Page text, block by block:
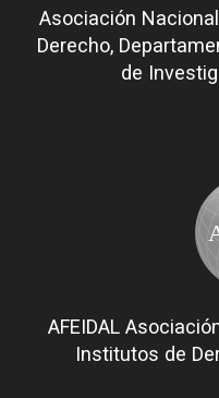
Asociación
Derecho,
de
AFEIDAL
Institutos de